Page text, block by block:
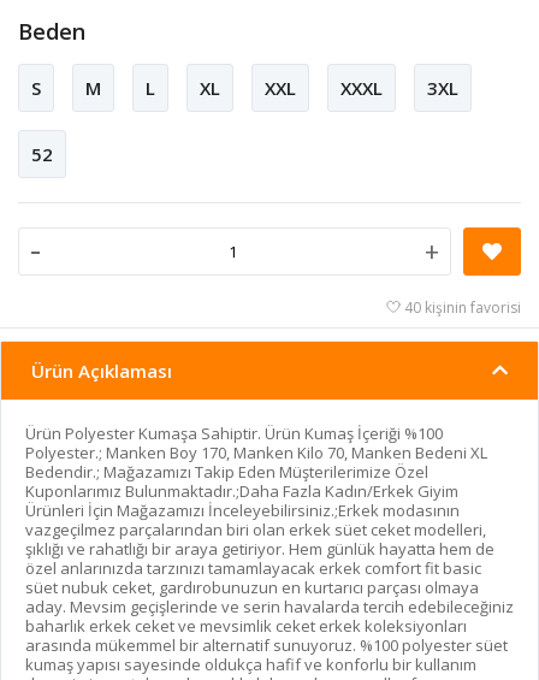
Beden
S M L XL XXL XXXL 3XL
52
- +
40 kişinin favorisi
Ürün Açıklaması
Ürün Polyester Kumaşa Sahiptir. Ürün Kumaş İçeriği %100
Polyester.; Manken Boy 170, Manken Kilo 70, Manken Bedeni XL
Bedendir.; Mağazamızı Takip Eden Müşterilerimize Özel
Kuponlarımız Bulunmaktadır.;Daha Fazla Kadın/Erkek Giyim
Ürünleri İçin Mağazamızı İnceleyebilirsiniz.;Erkek modasının
vazgeçilmez parçalarından biri olan erkek süet ceket modelleri,
şıklığı ve rahatlığı bir araya getiriyor. Hem günlük hayatta hem de
özel anlarınızda tarzınızı tamamlayacak erkek comfort fit basic
süet nubuk ceket, gardırobunuzun en kurtarıcı parçası olmaya
aday. Mevsim geçişlerinde ve serin havalarda tercih edebileceğiniz
baharlık erkek ceket ve mevsimlik ceket erkek koleksiyonları
arasında mükemmel bir alternatif sunuyoruz. %100 polyester süet
kumaş yapısı sayesinde oldukça hafif ve konforlu bir kullanım